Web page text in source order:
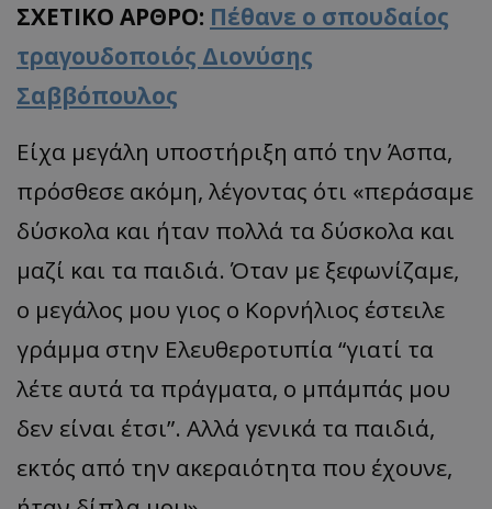
ΣΧΕΤΙΚΟ ΑΡΘΡΟ: Πέθανε ο σπουδαίος
τραγουδοποιός Διονύσης
Σαββόπουλος
Είχα μεγάλη υποστήριξη από την Άσπα,
πρόσθεσε ακόμη, λέγοντας ότι «περάσαμε
δύσκολα και ήταν πολλά τα δύσκολα και
μαζί και τα παιδιά. Όταν με ξεφωνίζαμε,
ο μεγάλος μου γιος ο Κορνήλιος έστειλε
γράμμα στην Ελευθεροτυπία “γιατί τα
λέτε αυτά τα πράγματα, ο μπάμπάς μου
δεν είναι έτσι”. Αλλά γενικά τα παιδιά,
εκτός από την ακεραιότητα που έχουνε,